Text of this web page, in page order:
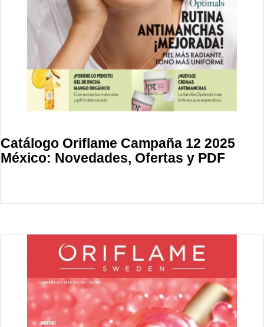
Catálogo Oriflame Campaña 12 2025
México: Novedades, Ofertas y PDF